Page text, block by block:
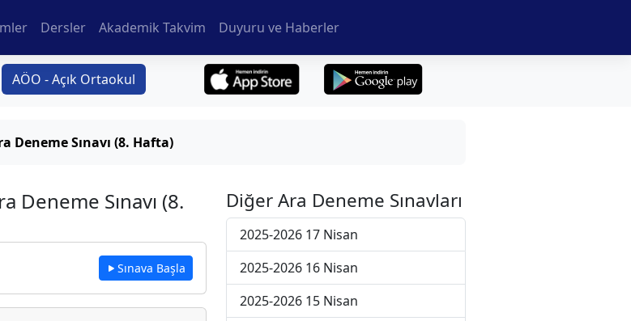
Dersler Akademik Takvim Duyuru ve Haberler
AÖO - Açık Ortaokul
Deneme Sınavı (8. Hafta)
Deneme Sınavı (8.
Sınava Başla
Diğer Ara Deneme Sınavları
2025-2026 17 Nisan
2025-2026 16 Nisan
2025-2026 15 Nisan